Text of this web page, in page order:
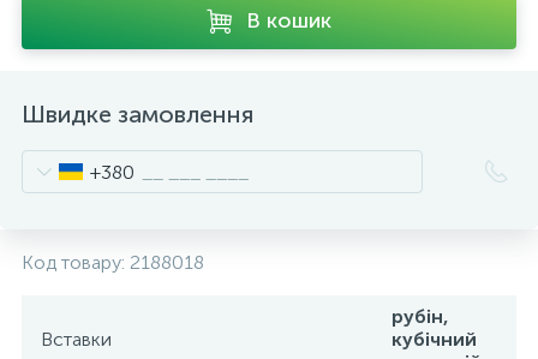
В кошик
Швидке замовлення
+380
Код товару: 2188018
Вставки
рубін,
кубічний